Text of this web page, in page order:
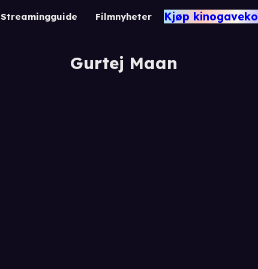
Streamingguide Filmnyheter Kjøp
Gurtej Maan